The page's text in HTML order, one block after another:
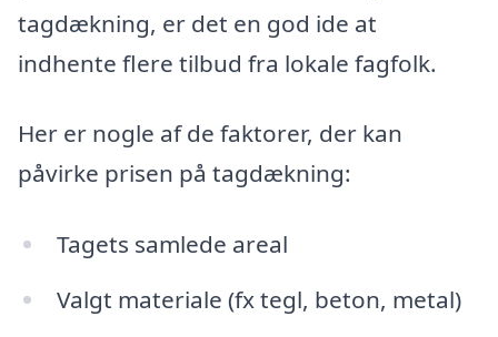
tagdækning, er det en god ide at
indhente flere tilbud fra lokale fagfolk.
Her er nogle af de faktorer, der kan
påvirke prisen på tagdækning:
Tagets samlede areal
Valgt materiale (fx tegl, beton, metal)